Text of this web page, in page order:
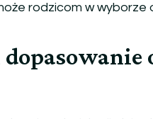
rodzicom w wyborze